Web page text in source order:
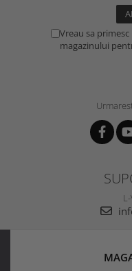
Vreau sa
magazinului